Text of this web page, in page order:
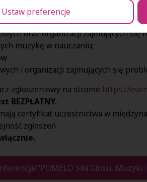
;
pracującego z młodzieżą
oraz organizacji zajmujących się
muzykę w nauczaniu;
i organizacji zajmujących się
zgłoszeniowy na stronie https://
BEZPŁATNY.
certyfikat uczestnictwa w
zgłoszeń.
"POMELO Siła Głosu,
Ustaw preferencje